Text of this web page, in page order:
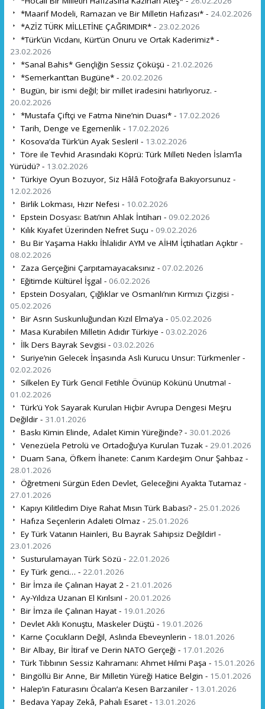
*Maarif Modeli, Ramazan ve Bir Milletin Hafızası* - 24.02.2026
*AZİZ TÜRK MİLLETİNE ÇAĞRIMDIR* - 23.02.2026
*Türk’ün Vicdanı, Kürt’ün Onuru ve Ortak Kaderimiz* -
23.02.2026
*Sanal Bahis* Gençliğin Sessiz Çöküşü - 21.02.2026
*Semerkant’tan Bugüne* - 20.02.2026
Bugün, bir ismi değil; bir millet iradesini hatırlıyoruz. -
20.02.2026
*Mustafa Çiftçi ve Fatma Nine’nin Duası* - 17.02.2026
Tarih, Denge ve Egemenlik - 17.02.2026
Kosova’da Türk’ün Ayak Sesleri! - 13.02.2026
Töre ile Tevhid Arasındaki Köprü: Türk Milleti Neden İslam’la
Yürüdü? - 13.02.2026
Türkiye Oyun Bozuyor, Siz Hâlâ Fotoğrafa Bakıyorsunuz -
12.02.2026
Birlik Lokması, Hızır Nefesi - 10.02.2026
Epstein Dosyası: Batı’nın Ahlak İntiharı - 09.02.2026
Kılık Kıyafet Üzerinden Nefret Suçu - 09.02.2026
Bu Bir Yaşama Hakkı İhlalidir AYM ve AİHM İçtihatları Açıktır -
08.02.2026
Zaza Gerçeğini Çarpıtamayacaksınız - 07.02.2026
Eğitimde Kültürel İşgal - 06.02.2026
Epstein Dosyaları, Çığlıklar ve Osmanlı’nın Kırmızı Çizgisi -
05.02.2026
Bir Asrın Suskunluğundan Kızıl Elma’ya - 05.02.2026
Masa Kurabilen Milletin Adıdır Türkiye - 03.02.2026
İlk Ders Bayrak Sevgisi - 03.02.2026
Suriye’nin Gelecek İnşasında Asli Kurucu Unsur: Türkmenler -
02.02.2026
Silkelen Ey Türk Genci! Fetihle Övünüp Kökünü Unutma! -
01.02.2026
Türk’ü Yok Sayarak Kurulan Hiçbir Avrupa Dengesi Meşru
Değildir - 31.01.2026
Baskı Kimin Elinde, Adalet Kimin Yüreğinde? - 30.01.2026
Venezüela Petrolü ve Ortadoğu’ya Kurulan Tuzak - 29.01.2026
Duam Sana, Öfkem İhanete: Canım Kardeşim Onur Şahbaz -
28.01.2026
Öğretmeni Sürgün Eden Devlet, Geleceğini Ayakta Tutamaz -
27.01.2026
Kapıyı Kilitledim Diye Rahat Mısın Türk Babası? - 25.01.2026
Hafıza Seçenlerin Adaleti Olmaz - 25.01.2026
Ey Türk Vatanın Hainleri, Bu Bayrak Sahipsiz Değildir! -
23.01.2026
Susturulamayan Türk Sözü - 22.01.2026
Ey Türk genci… - 22.01.2026
Bir İmza ile Çalınan Hayat 2 - 21.01.2026
Ay-Yıldıza Uzanan El Kırılsın! - 20.01.2026
Bir İmza ile Çalınan Hayat - 19.01.2026
Devlet Aklı Konuştu, Maskeler Düştü - 19.01.2026
Karne Çocukların Değil, Aslında Ebeveynlerin - 18.01.2026
Bir Albay, Bir İtiraf ve Derin NATO Gerçeği - 17.01.2026
Türk Tıbbının Sessiz Kahramanı: Ahmet Hilmi Paşa - 15.01.2026
Bingöllü Bir Anne, Bir Milletin Yüreği Hatice Belgin - 15.01.2026
Halep’in Faturasını Öcalan’a Kesen Barzaniler - 13.01.2026
Bedava Yapay Zekâ, Pahalı Esaret - 13.01.2026